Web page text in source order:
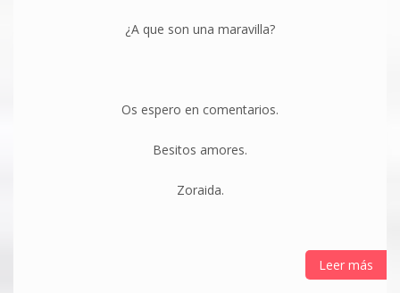
¿A que son una maravilla?
Os espero en comentarios.
Besitos amores.
Zoraida.
Leer más